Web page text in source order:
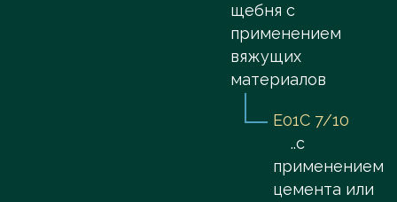
щебня с
применением
вяжущих
материалов
E01C 7/10
..с
применением
цемента или